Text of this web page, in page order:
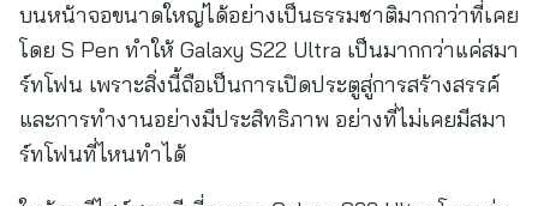
บนหน้าจอขนาดใหญ่ได้อย่างเป็นธรรมชาติมากกว่าที่เคย
โดย S Pen ทำให้ Galaxy S22 Ultra เป็นมากกว่าแค่สมา
ร์ทโฟน เพราะสิ่งนี้ถือเป็นการเปิดประตูสู่การสร้างสรรค์
และการทำงานอย่างมีประสิทธิภาพ อย่างที่ไม่เคยมีสมา
ร์ทโฟนที่ไหนทำได้